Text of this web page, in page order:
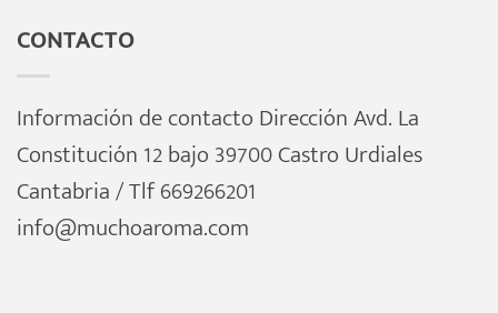
CONTACTO
Información de contacto Dirección Avd. La
Constitución 12 bajo 39700 Castro Urdiales
Cantabria / Tlf 669266201
info@muchoaroma.com